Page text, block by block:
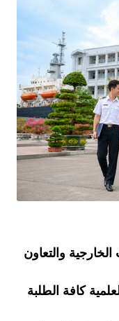
الخارجية والتعاون
كافة الطلبة